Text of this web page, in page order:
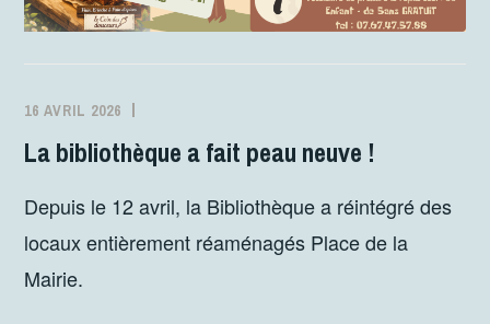
16 AVRIL 2026
La bibliothèque a fait peau neuve !
Depuis le 12 avril, la Bibliothèque a réintégré des
locaux entièrement réaménagés Place de la
Mairie.